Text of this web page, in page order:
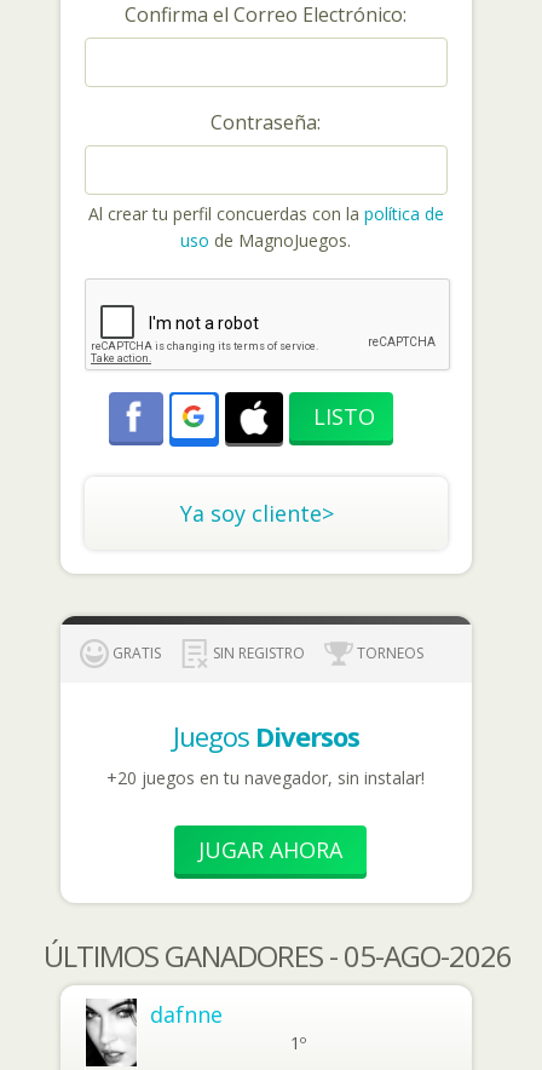
Confirma el Correo Electrónico:
Contraseña:
Al crear tu perfil concuerdas con la política de
uso de MagnoJuegos.
Ya soy cliente>
GRATIS SIN REGISTRO TORNEOS
Juegos Diversos
+20 juegos en tu navegador, sin instalar!
JUGAR AHORA
ÚLTIMOS GANADORES - 05-AGO-2026
dafnne
1º